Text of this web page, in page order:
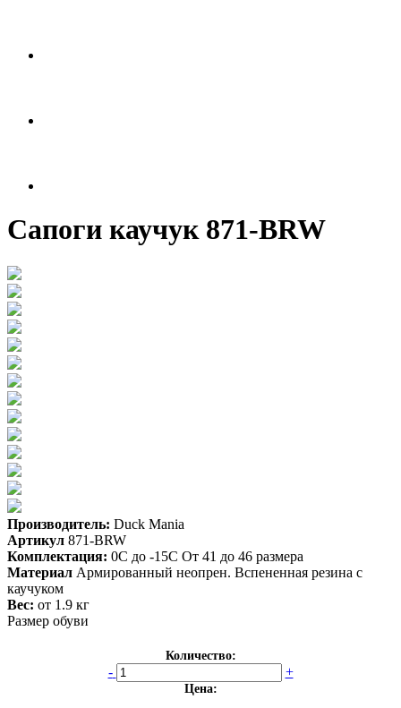
Сапоги каучук 871-BRW
Производитель: Duck Mania
Артикул 871-BRW
Комплектация: 0С до -15С От 41 до 46 размера
Материал Армированный неопрен. Вспененная резина с
каучуком
Вес: от 1.9 кг
Размер обуви
Количество:
- +
Цена: